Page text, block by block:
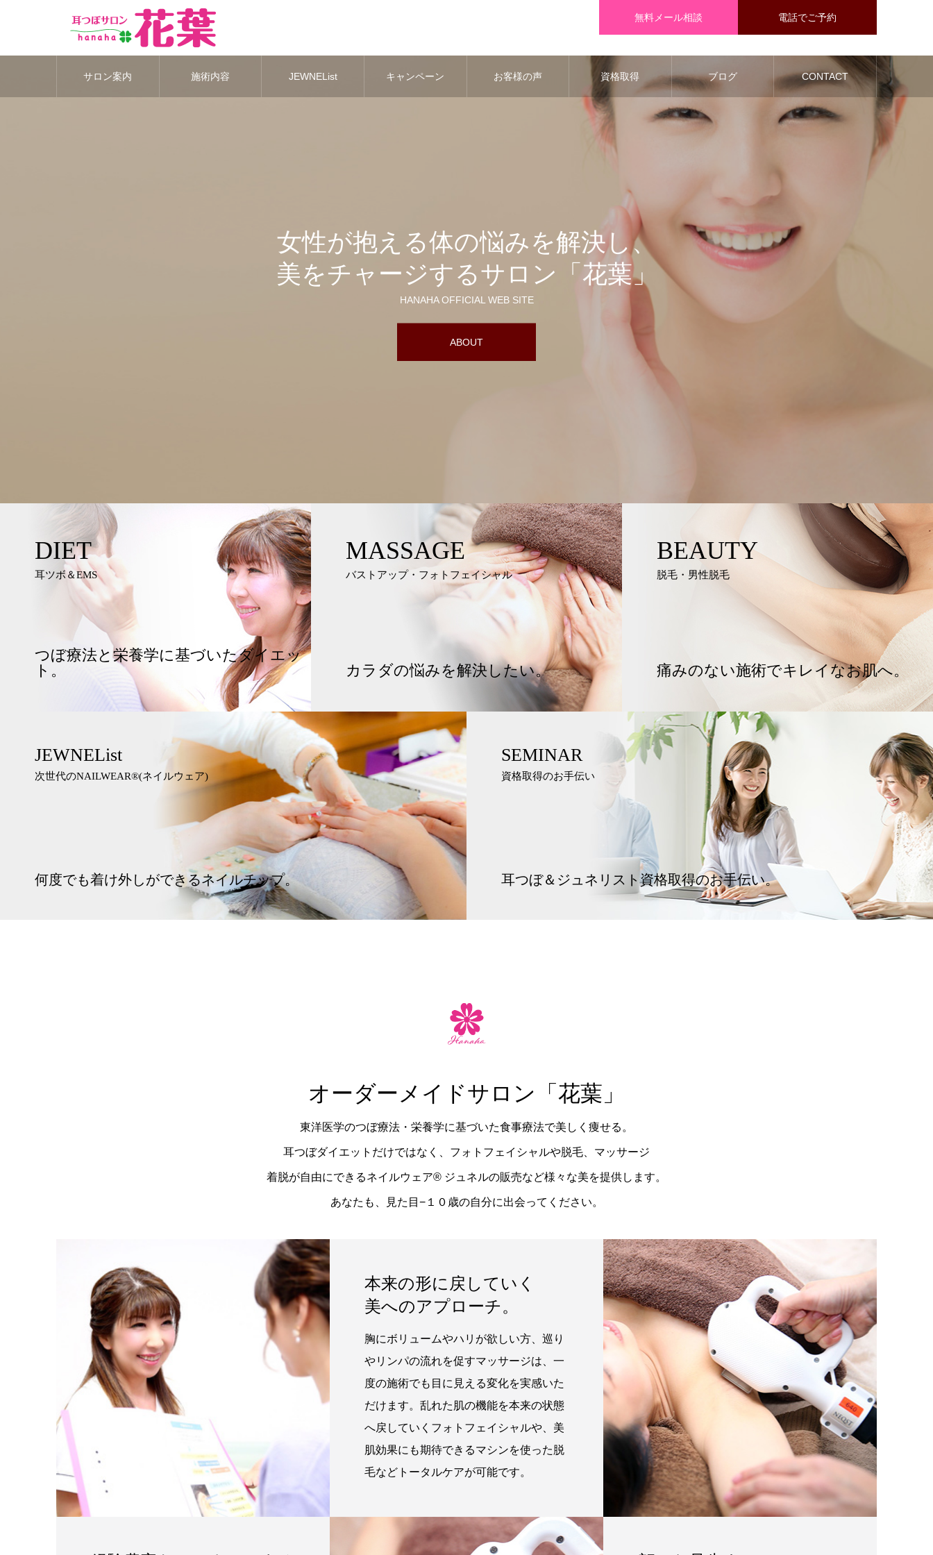
無料メール相談 電話でご予約
サロン案内 施術内容 JEWNEList キャンペーン お客様の声 資格取得 ブログ CONTACT
女性が抱える体の悩みを解決し、
美をチャージするサロン「花葉」
HANAHA OFFICIAL WEB SITE
ABOUT
DIET
耳ツボ＆EMS
つぼ療法と栄養学に基づいたダイエッ
ト。
MASSAGE
バストアップ・フォトフェイシャル
カラダの悩みを解決したい。
BEAUTY
脱毛・男性脱毛
痛みのない施術でキレイなお肌へ。
JEWNEList
次世代のNAILWEAR®︎(ネイルウェア)
何度でも着け外しができるネイルチップ。
SEMINAR
資格取得のお手伝い
耳つぼ＆ジュネリスト資格取得のお手伝い。
オーダーメイドサロン「花葉」
東洋医学のつぼ療法・栄養学に基づいた食事療法で美しく痩せる。
耳つぼダイエットだけではなく、フォトフェイシャルや脱毛、マッサージ
着脱が自由にできるネイルウェア®︎ ジュネルの販売など様々な美を提供します。
あなたも、見た目−１０歳の自分に出会ってください。
本来の形に戻していく
美へのアプローチ。
胸にボリュームやハリが欲しい方、巡り
やリンパの流れを促すマッサージは、一
度の施術でも目に見える変化を実感いた
だけます。乱れた肌の機能を本来の状態
へ戻していくフォトフェイシャルや、美
肌効果にも期待できるマシンを使った脱
毛などトータルケアが可能です。